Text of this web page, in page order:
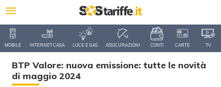
MOBILE INTERNET CASA LUCE E GAS ASSICURAZIONI CONTI CARTE TV
BTP Valore: nuova emissione: tutte le novità
di maggio 2024